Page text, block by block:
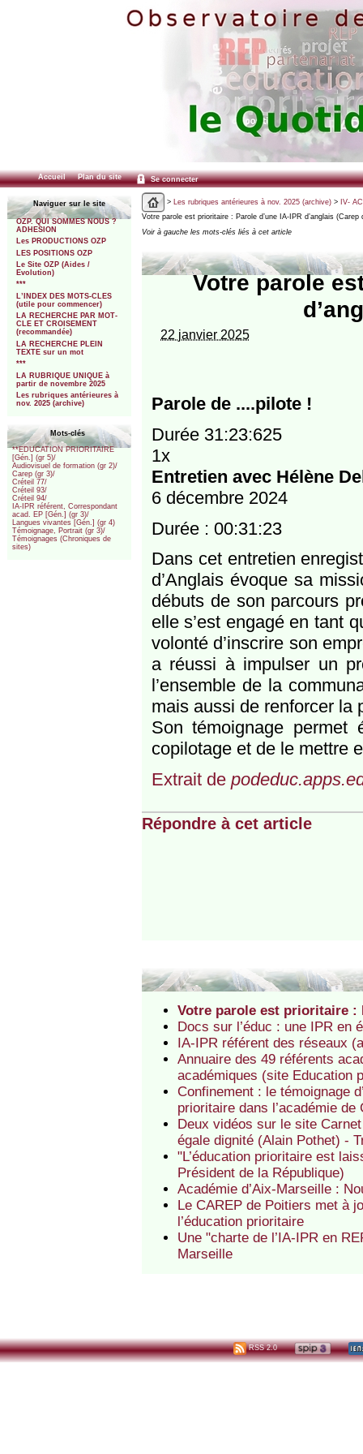
Accueil Plan du site Se connecter
Naviguer sur le site
OZP. QUI SOMMES NOUS ?
ADHESION
Les PRODUCTIONS OZP
LES POSITIONS OZP
Le Site OZP (Aides /
Evolution)
***
L’INDEX DES MOTS-CLES
(utile pour commencer)
LA RECHERCHE PAR MOT-
CLE ET CROISEMENT
(recommandée)
LA RECHERCHE PLEIN
TEXTE sur un mot
***
LA RUBRIQUE UNIQUE à
partir de novembre 2025
Les rubriques antérieures à
nov. 2025 (archive)
Mots-clés
**EDUCATION PRIORITAIRE
[Gén.] (gr 5)/
Audiovisuel de formation (gr 2)/
Carep (gr 3)/
Créteil 77/
Créteil 93/
Créteil 94/
IA-IPR référent, Correspondant
acad. EP [Gén.] (gr 3)/
Langues vivantes [Gén.] (gr 4)
Témoignage, Portrait (gr 3)/
Témoignages (Chroniques de
sites)
> Les rubriques antérieures à nov. 2025 (archive)> IV-
Votre parole est prioritaire : Parole d’une IA-IPR d’anglais (Carep
Voir à gauche les mots-clés liés à cet article
Votre parole
22 janvier 2025
Parole de ....pilote !
Durée 31:23:625
1x
Entretien avec Hélène
6 décembre 2024
Durée : 00:31:23
Dans cet entretien
d’Anglais évoque sa
débuts de son parcours
elle s’est engagé en tant
volonté d’inscrire son
a réussi à impulser un
l’ensemble de la
mais aussi de renforcer la
Son témoignage permet
copilotage et de le mettre
Extrait de
Répondre à cet article
Votre parole est prioritaire :
Docs sur l’éduc : une IPR en
IA-IPR référent des réseaux
Annuaire des 49 référents
académiques (site Education
Confinement : le témoignage
prioritaire dans l’académie
Deux vidéos sur le site
égale dignité (Alain Pothet) -
"L’éducation prioritaire est
Président de la République)
Académie d’Aix-Marseille :
Le CAREP de Poitiers met à
l’éducation prioritaire
Une "charte de l’IA-IPR en
Marseille
RSS 2.0